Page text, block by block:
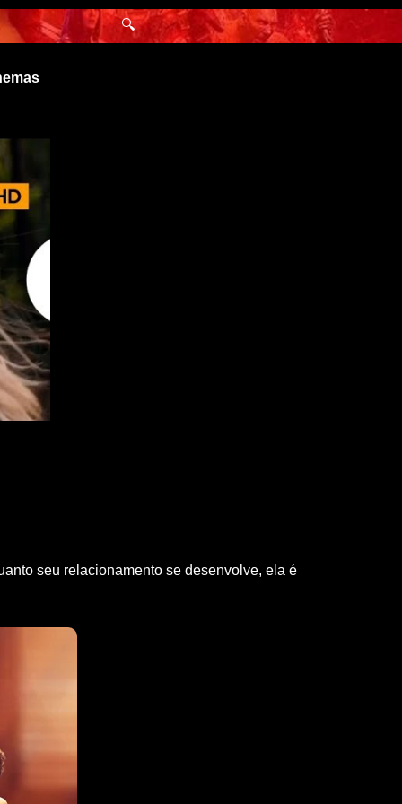
🔍
seu relacionamento se desenvolve, ela é